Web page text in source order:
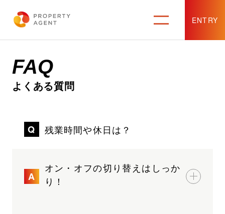
ENTRY
FAQ
よくある質問
残業時間や休日は？
オン・オフの切り替えはしっか
り！